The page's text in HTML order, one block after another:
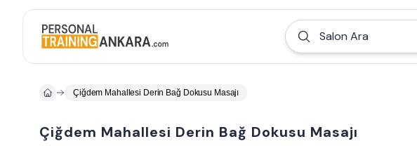
Salon Ara
Çiğdem Mahallesi Derin Bağ Dokusu Masajı
Çiğdem Mahallesi Derin Bağ Dokusu Masajı